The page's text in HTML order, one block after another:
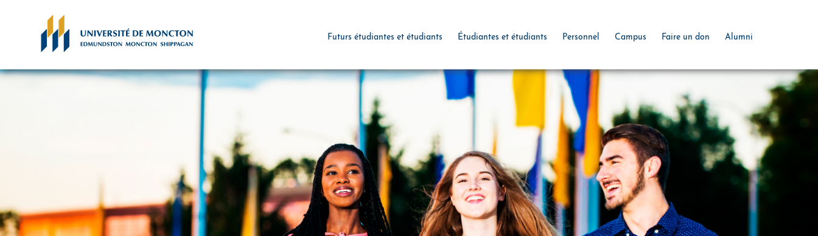
Futurs étudiantes et étudiants Étudiantes et étudiants Personnel Campus Faire un don Alumni